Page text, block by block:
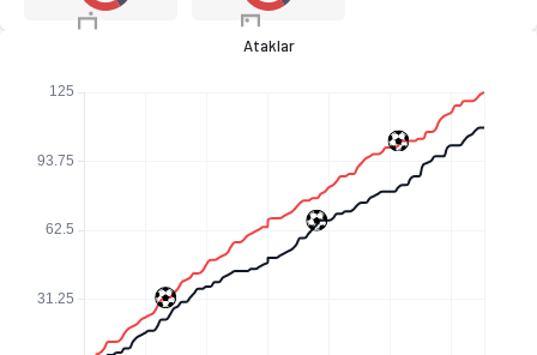
Ataklar